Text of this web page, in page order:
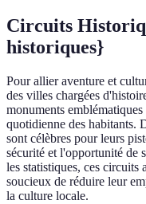
Circuits
historiques}
Pour allier aventure et
des villes chargées
monuments
quotidienne des habitants.
sont célèbres pour leurs
sécurité et l'opportunité de
les statistiques, ces circuits
soucieux de réduire leur
la culture locale.